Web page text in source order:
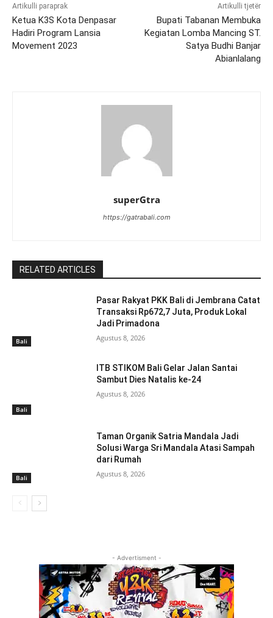
Artikulli paraprak
Ketua K3S Kota Denpasar
Hadiri Program Lansia
Movement 2023
Artikulli tjetër
Bupati Tabanan Membuka
Kegiatan Lomba Mancing ST.
Satya Budhi Banjar
Abianlalang
superGtra
https://gatrabali.com
RELATED ARTICLES
Bali
Pasar Rakyat PKK Bali di Jembrana Catat
Transaksi Rp672,7 Juta, Produk Lokal
Jadi Primadona
Agustus 8, 2026
Bali
ITB STIKOM Bali Gelar Jalan Santai
Sambut Dies Natalis ke-24
Agustus 8, 2026
Bali
Taman Organik Satria Mandala Jadi
Solusi Warga Sri Mandala Atasi Sampah
dari Rumah
Agustus 8, 2026
- Advertisment -